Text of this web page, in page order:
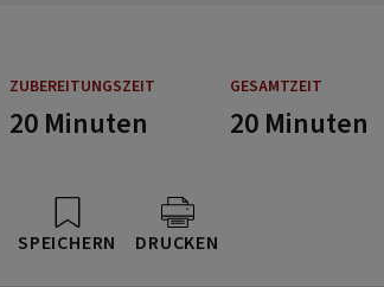
ZUBEREITUNGSZEIT GESAMTZEIT
20 Minuten 20 Minuten
SPEICHERN DRUCKEN